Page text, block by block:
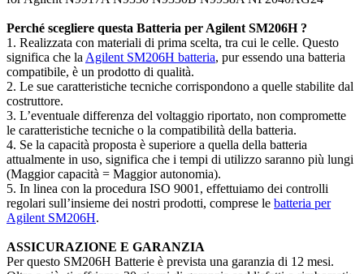
Perché scegliere questa Batteria per Agilent SM206H ?
1. Realizzata con materiali di prima scelta, tra cui le celle. Questo
significa che la Agilent SM206H batteria, pur essendo una batteria
compatibile, è un prodotto di qualità.
2. Le sue caratteristiche tecniche corrispondono a quelle stabilite dal
costruttore.
3. L’eventuale differenza del voltaggio riportato, non compromette
le caratteristiche tecniche o la compatibilità della batteria.
4. Se la capacità proposta è superiore a quella della batteria
attualmente in uso, significa che i tempi di utilizzo saranno più lungi
(Maggior capacità = Maggior autonomia).
5. In linea con la procedura ISO 9001, effettuiamo dei controlli
regolari sull’insieme dei nostri prodotti, comprese le batteria per
Agilent SM206H.
ASSICURAZIONE E GARANZIA
Per questo SM206H Batterie è prevista una garanzia di 12 mesi.